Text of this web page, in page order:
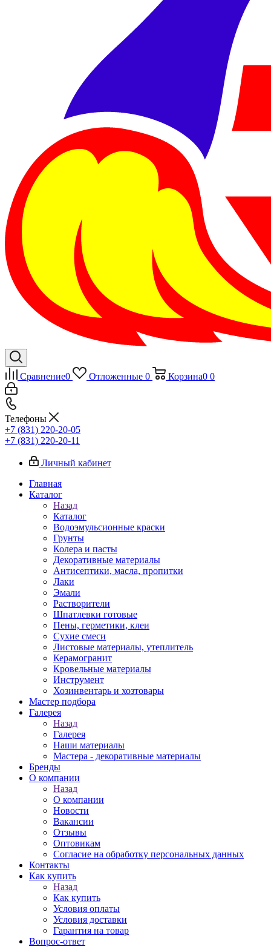
Сравнение0 Отложенные 0 Корзина0 0
Телефоны
+7 (831) 220-20-05
+7 (831) 220-20-11
Личный кабинет
Главная
Каталог
Назад
Каталог
Водоэмульсионные краски
Грунты
Колера и пасты
Декоративные материалы
Антисептики, масла, пропитки
Лаки
Эмали
Растворители
Шпатлевки готовые
Пены, герметики, клеи
Сухие смеси
Листовые материалы, утеплитель
Керамогранит
Кровельные материалы
Инструмент
Хозинвентарь и хозтовары
Мастер подбора
Галерея
Назад
Галерея
Наши материалы
Мастера - декоративные материалы
Бренды
О компании
Назад
О компании
Новости
Вакансии
Отзывы
Оптовикам
Cогласие на обработку персональных данных
Контакты
Как купить
Назад
Как купить
Условия оплаты
Условия доставки
Гарантия на товар
Вопрос-ответ